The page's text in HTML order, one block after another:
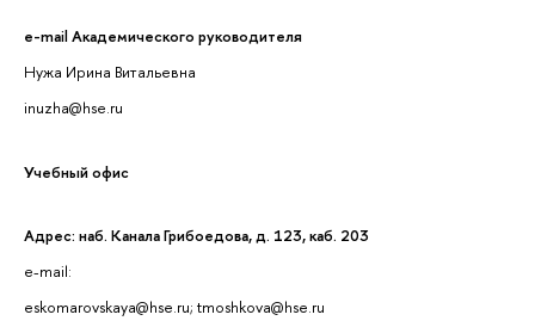
e-mail Академического руководителя
Нужа Ирина Витальевна
inuzha@hse.ru
Учебный офис
Адрес: наб. Канала Грибоедова, д. 123, каб. 203
e-mail:
eskomarovskaya@hse.ru; tmoshkova@hse.ru